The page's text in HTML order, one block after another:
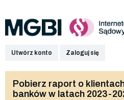
Utwórz konto Zaloguj się
Pobierz raport o
banków w latach 2023-